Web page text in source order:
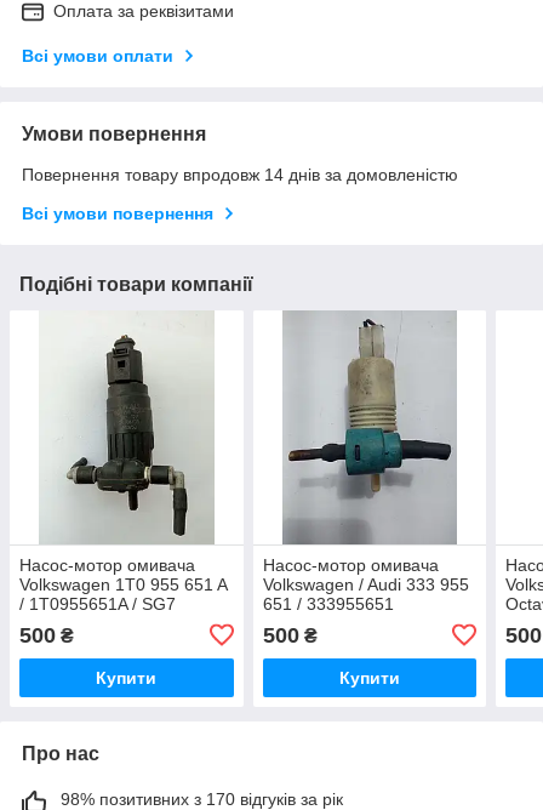
Оплата за реквізитами
Всі умови оплати
Умови повернення
Повернення товару впродовж 14 днів за домовленістю
Всі умови повернення
Подібні товари компанії
Насос-мотор омивача
Volkswagen 1T0 955 651 A
/ 1T0955651A / SG7
500 ₴
Купити
Насос-мотор омивача
Volkswagen / Audi 333 955
651 / 333955651
500₴
Купити
500
Про нас
98% позитивних з 170 відгуків за рік